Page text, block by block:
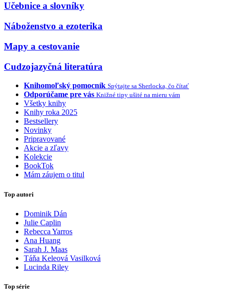
Učebnice a slovníky
Náboženstvo a ezoterika
Mapy a cestovanie
Cudzojazyčná literatúra
Knihomoľský pomocník Spýtajte sa Sherlocka, čo čítať
Odporúčame pre vás Knižné tipy ušité na mieru vám
Všetky knihy
Knihy roka 2025
Bestsellery
Novinky
Pripravované
Akcie a zľavy
Kolekcie
BookTok
Mám záujem o titul
Top autori
Dominik Dán
Julie Caplin
Rebecca Yarros
Ana Huang
Sarah J. Maas
Táňa Keleová Vasilková
Lucinda Riley
Top série